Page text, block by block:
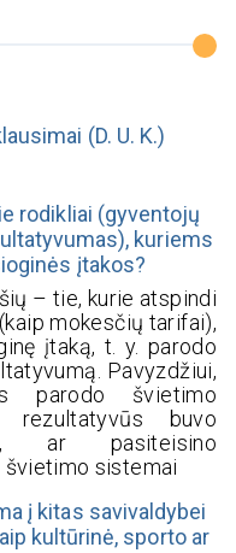
(D. U. K.)
rodikliai (gyventojų
kuriems
įtakos?
– tie, kurie atspindi
mokesčių tarifai),
įtaką, t. y. parodo
Pavyzdžiui,
parodo švietimo
rezultatyvūs buvo
ar pasiteisino
sistemai
į kitas savivaldybei
kultūrinė, sporto ar